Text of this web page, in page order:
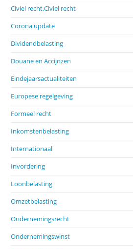
Civiel recht,Civiel recht
Corona update
Dividendbelasting
Douane en Accijnzen
Eindejaarsactualiteiten
Europese regelgeving
Formeel recht
Inkomstenbelasting
Internationaal
Invordering
Loonbelasting
Omzetbelasting
Ondernemingsrecht
Ondernemingswinst